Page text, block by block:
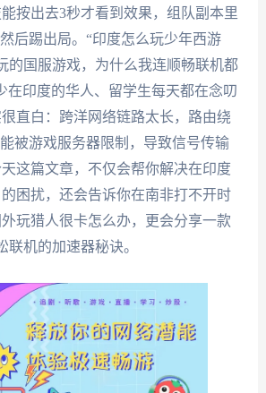
按出去3秒才看到效果，组队副本里
后踢出局。“印度怎么玩少年西游
的国服游戏，为什么我连顺畅联机都
在印度的华人、留学生每天都在念叨
直白：跨洋网络链路太长，路由绕
被游戏服务器限制，导致信号传输
这篇文章，不仅会帮你解决在印度
困扰，还会告诉你在南非打不开时
玩猎人很卡怎么办，更会分享一款
联机的加速器秘诀。